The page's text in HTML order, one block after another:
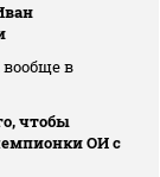
вообще в
чтобы
ОИ с